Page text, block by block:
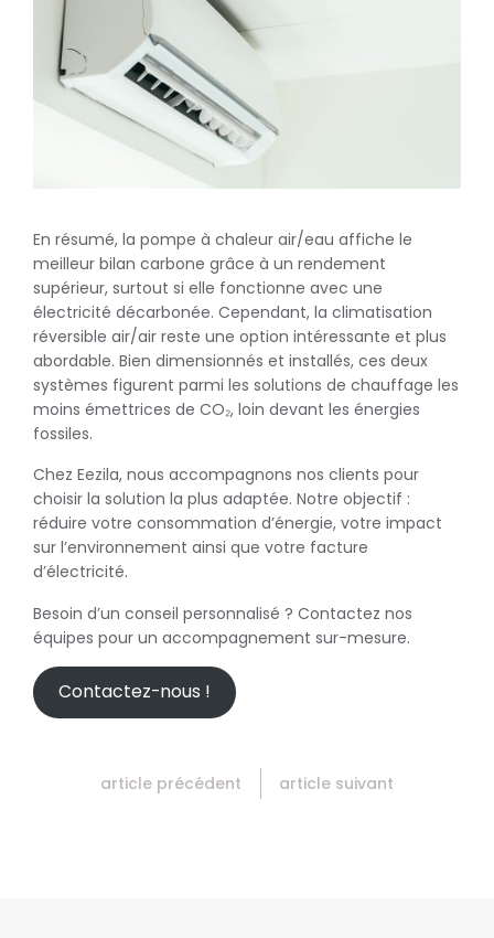
En résumé, la pompe à chaleur air/eau affiche le
meilleur bilan carbone grâce à un rendement
supérieur, surtout si elle fonctionne avec une
électricité décarbonée. Cependant, la climatisation
réversible air/air reste une option intéressante et plus
abordable. Bien dimensionnés et installés, ces deux
systèmes figurent parmi les solutions de chauffage les
moins émettrices de CO₂, loin devant les énergies
fossiles.
Chez Eezila, nous accompagnons nos clients pour
choisir la solution la plus adaptée. Notre objectif :
réduire votre consommation d’énergie, votre impact
sur l’environnement ainsi que votre facture
d’électricité.
Besoin d’un conseil personnalisé ? Contactez nos
équipes pour un accompagnement sur-mesure.
Contactez-nous !
article précédent article suivant